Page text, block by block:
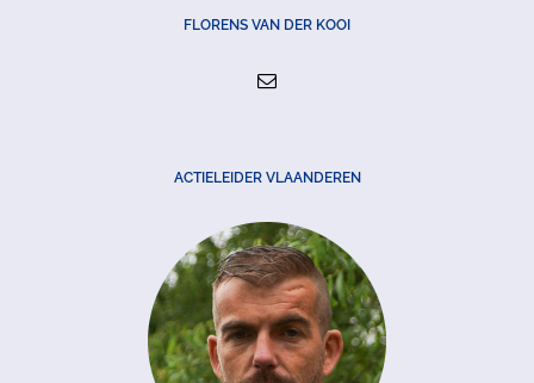
FLORENS VAN DER KOOI
ACTIELEIDER VLAANDEREN